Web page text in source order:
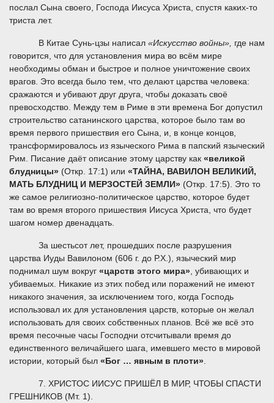
послал Сына своего, Господа Иисуса Христа, спустя каких-то
триста лет.
В Китае Сунь-цзы написал «Искусство войны», где нам
говорится, что для установления мира во всём мире
необходимы обман и быстрое и полное уничтожение своих
врагов. Это всегда было тем, что делают царства человека:
сражаются и убивают друг друга, чтобы доказать своё
превосходство. Между тем в Риме в эти времена Бог допустил
строительство сатанинского царства, которое было там во
время первого пришествия его Сына, и, в конце концов,
трансформировалось из языческого Рима в папский языческий
Рим. Писание даёт описание этому царству как «великой
блудницы» (Откр. 17:1) или «ТАЙНА, ВАВИЛОН ВЕЛИКИЙ,
МАТЬ БЛУДНИЦ И МЕРЗОСТЕЙ ЗЕМЛИ» (Откр. 17:5). Это то
же самое религиозно-политическое царство, которое будет
там во время второго пришествия Иисуса Христа, что будет
шагом номер двенадцать.
За шестьсот лет, прошедших после разрушения
царства Иуды Вавилоном (606 г. до Р.Х.), языческий мир
поднимал шум вокруг «царств этого мира» , убивающих и
убиваемых. Никакие из этих побед или поражений не имеют
никакого значения, за исключением того, когда Господь
использовал их для установления царств, которые он желал
использовать для своих собственных планов. Всё же всё это
время песочные часы Господни отсчитывали время до
единственного величайшего шага, имевшего место в мировой
истории, который был «Бог … явным в плоти»
7. ХРИСТОС ИИСУС ПРИШЁЛ В МИР, ЧТОБЫ СПАСТИ
ГРЕШНИКОВ (Мт. 1).